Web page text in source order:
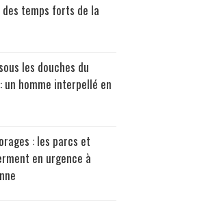
des temps forts de la
les douches du
un homme interpellé en
: les parcs et
en urgence à